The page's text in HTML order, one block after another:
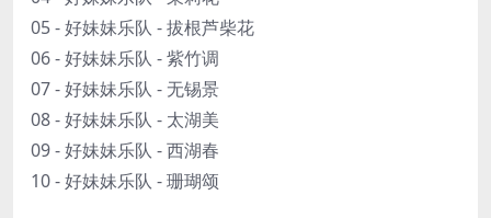
05 - 好妹妹乐队 - 拔根芦柴花
06 - 好妹妹乐队 - 紫竹调
07 - 好妹妹乐队 - 无锡景
08 - 好妹妹乐队 - 太湖美
09 - 好妹妹乐队 - 西湖春
10 - 好妹妹乐队 - 珊瑚颂